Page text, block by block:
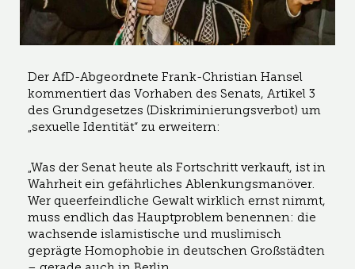
Der AfD-Abgeordnete Frank-Christian Hansel
kommentiert das Vorhaben des Senats, Artikel 3
des Grundgesetzes (Diskriminierungsverbot) um
„sexuelle Identität“ zu erweitern:
„Was der Senat heute als Fortschritt verkauft, ist in
Wahrheit ein gefährliches Ablenkungsmanöver.
Wer queerfeindliche Gewalt wirklich ernst nimmt,
muss endlich das Hauptproblem benennen: die
wachsende islamistische und muslimisch
geprägte Homophobie in deutschen Großstädten